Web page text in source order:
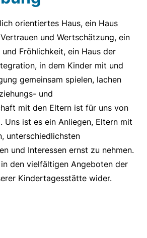
orientiertes Haus, ein Haus
und Wertschätzung, ein
Fröhlichkeit, ein Haus der
in dem Kinder mit und
gemeinsam spielen, lachen
und
mit den Eltern ist für uns von
Uns ist es ein Anliegen, Eltern mit
unterschiedlichsten
und Interessen ernst zu nehmen.
den vielfältigen Angeboten der
Kindertagesstätte wider.
Kindertagesstätte 90 Kinder